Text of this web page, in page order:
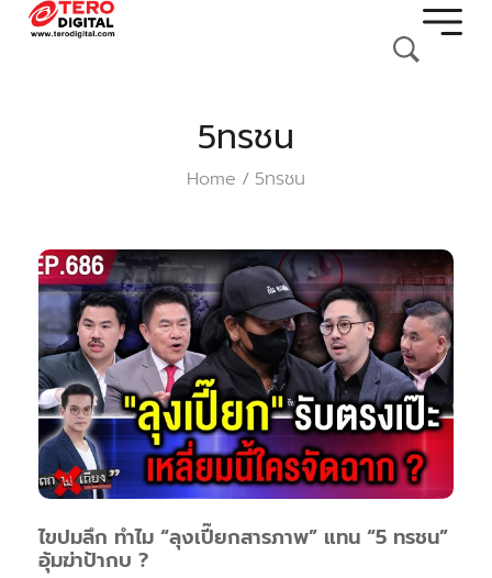
5ทรชน
Home / 5ทรชน
ไขปมลึก ทำไม “ลุงเปี๊ยกสารภาพ” แทน “5 ทรชน”
อุ้มฆ่าป้ากบ ?